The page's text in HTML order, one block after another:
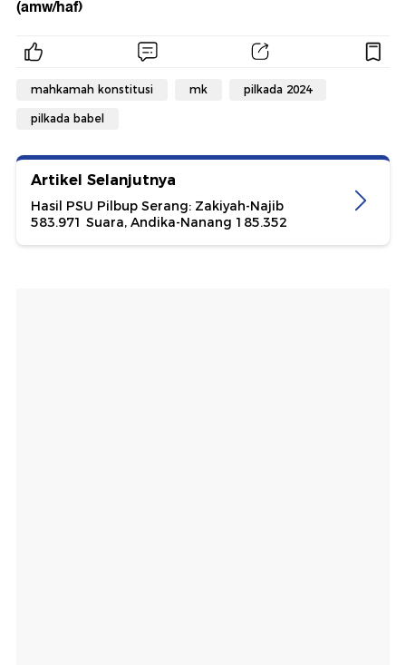
(amw/haf)
mahkamah konstitusi mk pilkada 2024
pilkada babel
Artikel Selanjutnya
Hasil PSU Pilbup Serang: Zakiyah-Najib
583.971 Suara, Andika-Nanang 185.352